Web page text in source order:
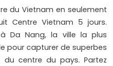
du Vietnam en seulement
Centre Vietnam 5 jours.
Da Nang, la ville la plus
pour capturer de superbes
du centre du pays. Partez